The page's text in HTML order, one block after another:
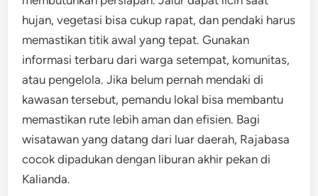
hujan, vegetasi bisa cukup rapat, dan pendaki harus
memastikan titik awal yang tepat. Gunakan
informasi terbaru dari warga setempat, komunitas,
atau pengelola. Jika belum pernah mendaki di
kawasan tersebut, pemandu lokal bisa membantu
memastikan rute lebih aman dan efisien. Bagi
wisatawan yang datang dari luar daerah, Rajabasa
cocok dipadukan dengan liburan akhir pekan di
Kalianda.